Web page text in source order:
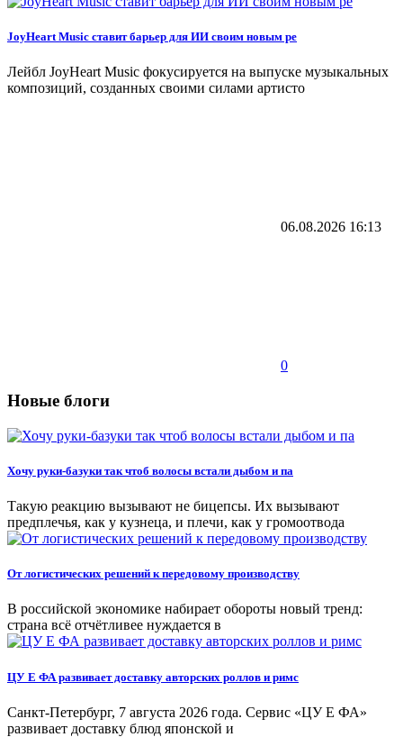
JoyHeart Music ставит барьер для ИИ своим новым ре
Лейбл JoyHeart Music фокусируется на выпуске музыкальных
композиций, созданных своими силами артисто
06.08.2026 16:13
0
Новые блоги
Хочу руки-базуки так чтоб волосы встали дыбом и па
Такую реакцию вызывают не бицепсы. Их вызывают
предплечья, как у кузнеца, и плечи, как у громоотвода
От логистических решений к передовому производству
В российской экономике набирает обороты новый тренд:
страна всё отчётливее нуждается в
ЦУ Е ФА развивает доставку авторских роллов и римс
Санкт-Петербург, 7 августа 2026 года. Сервис «ЦУ Е ФА»
развивает доставку блюд японской и